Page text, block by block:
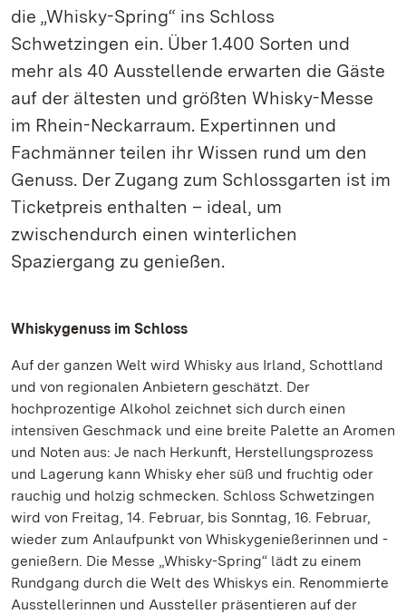
die „Whisky-Spring“ ins Schloss
Schwetzingen ein. Über 1.400 Sorten und
mehr als 40 Ausstellende erwarten die Gäste
auf der ältesten und größten Whisky-Messe
im Rhein-Neckarraum. Expertinnen und
Fachmänner teilen ihr Wissen rund um den
Genuss. Der Zugang zum Schlossgarten ist im
Ticketpreis enthalten – ideal, um
zwischendurch einen winterlichen
Spaziergang zu genießen.
Whiskygenuss im Schloss
Auf der ganzen Welt wird Whisky aus Irland, Schottland
und von regionalen Anbietern geschätzt. Der
hochprozentige Alkohol zeichnet sich durch einen
intensiven Geschmack und eine breite Palette an Aromen
und Noten aus: Je nach Herkunft, Herstellungsprozess
und Lagerung kann Whisky eher süß und fruchtig oder
rauchig und holzig schmecken. Schloss Schwetzingen
wird von Freitag, 14. Februar, bis Sonntag, 16. Februar,
wieder zum Anlaufpunkt von Whiskygenießerinnen und -
genießern. Die Messe „Whisky-Spring“ lädt zu einem
Rundgang durch die Welt des Whiskys ein. Renommierte
Ausstellerinnen und Aussteller präsentieren auf der